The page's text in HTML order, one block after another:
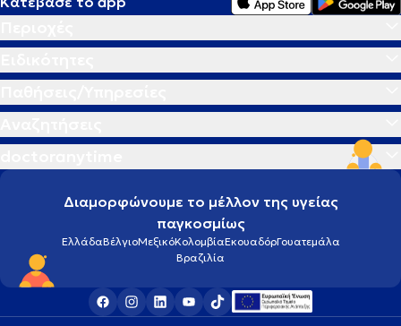
Διαμορφώνουμε το μέλλον της υγείας
παγκοσμίως
ΕλλάδαΒέλγιοΜεξικόΚολομβίαΕκουαδόρΓουατεμάλα
Βραζιλία